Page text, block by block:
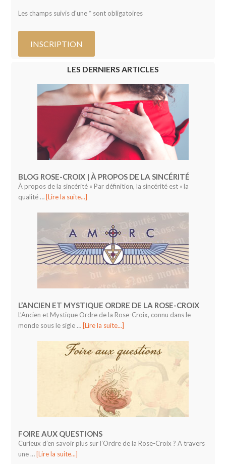
Les champs suivis d'une * sont obligatoires
LES DERNIERS ARTICLES
BLOG ROSE-CROIX | À PROPOS DE LA SINCÉRITÉ
À propos de la sincérité « Par définition, la sincérité est « la
qualité … [Lire la suite...]
L’ANCIEN ET MYSTIQUE ORDRE DE LA ROSE-CROIX
L’Ancien et Mystique Ordre de la Rose-Croix, connu dans le
monde sous le sigle … [Lire la suite...]
FOIRE AUX QUESTIONS
Curieux d’en savoir plus sur l’Ordre de la Rose-Croix ? A travers
une … [Lire la suite...]